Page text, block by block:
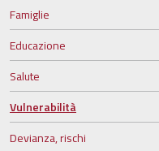
Famiglie
Educazione
Salute
Vulnerabilità
Devianza, rischi